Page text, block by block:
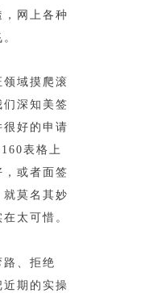
网上各种
域摸爬滚
深知美签
很好的申请
表格上
，或者面签
就莫名其妙
太可惜。
路、拒绝
近期的实操